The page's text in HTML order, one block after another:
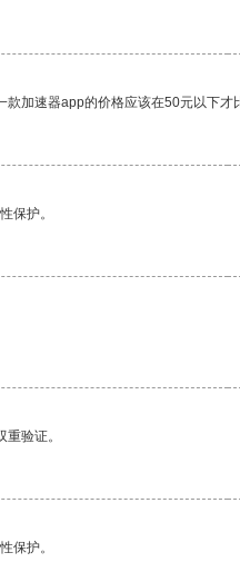
加速器app的价格应该在50元以下才
保护。
验证。
保护。